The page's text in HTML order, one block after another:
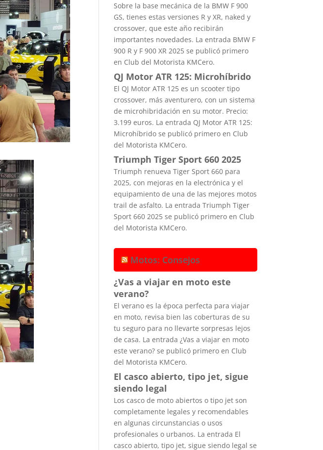
Sobre la base mecánica de la BMW F 900
GS, tienes estas versiones R y XR, naked y
crossover, que este año recibirán
importantes novedades. La entrada BMW F
900 R y F 900 XR 2025 se publicó primero
en Club del Motorista KMCero.
QJ Motor ATR 125: Microhíbrido
El QJ Motor ATR 125 es un scooter tipo
crossover, más aventurero, con un sistema
de microhibridación en su motor. Precio:
3.199 euros. La entrada QJ Motor ATR 125:
Microhíbrido se publicó primero en Club
del Motorista KMCero.
Triumph Tiger Sport 660 2025
Triumph renueva Tiger Sport 660 para
2025, con mejoras en la electrónica y el
equipamiento de una de las mejores motos
trail de asfalto. La entrada Triumph Tiger
Sport 660 2025 se publicó primero en Club
del Motorista KMCero.
Motos: Consejos
¿Vas a viajar en moto este
verano?
El verano es la época perfecta para viajar
en moto, revisa bien las coberturas de su
tu seguro para no llevarte sorpresas lejos
de casa. La entrada ¿Vas a viajar en moto
este verano? se publicó primero en Club
del Motorista KMCero.
El casco abierto, tipo jet, sigue
siendo legal
Los casco de moto abiertos o tipo jet son
completamente legales y recomendables
en algunas circunstancias o usos
profesionales o urbanos. La entrada El
casco abierto, tipo jet, sigue siendo legal se